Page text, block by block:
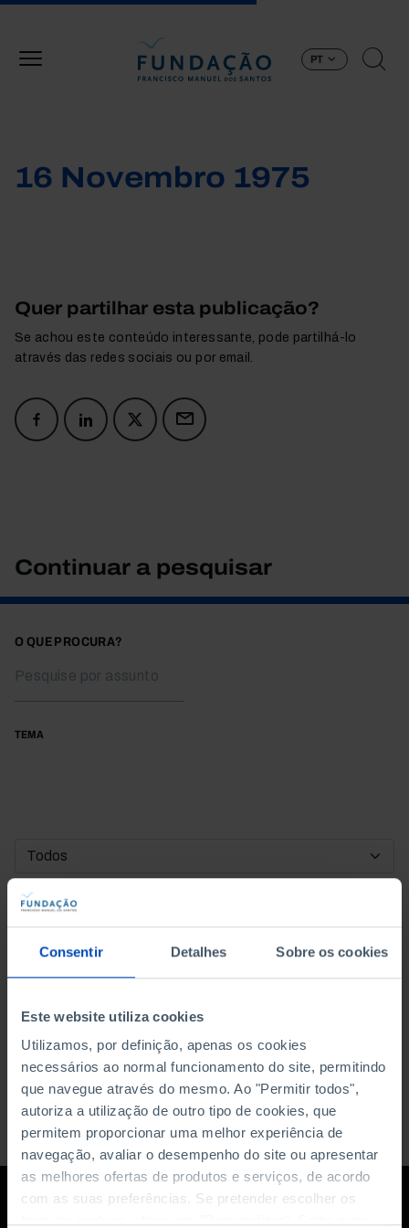
Consentir Detalhes Sobre os cookies
Este website utiliza cookies
Utilizamos, por definição, apenas os cookies
necessários ao normal funcionamento do site, permitindo
que navegue através do mesmo. Ao "Permitir todos",
autoriza a utilização de outro tipo de cookies, que
permitem proporcionar uma melhor experiência de
navegação, avaliar o desempenho do site ou apresentar
as melhores ofertas de produtos e serviços, de acordo
com as suas preferências. Se pretender escolher os
PT
16 Novembro 1975
Quer partilhar esta publicação?
Se achou este conteúdo interessante, pode partilhá-lo
através das redes sociais ou por email.
Continuar a pesquisar
O QUE PROCURA?
TEMA
DATA DE INÍCIO
DATA DE FIM